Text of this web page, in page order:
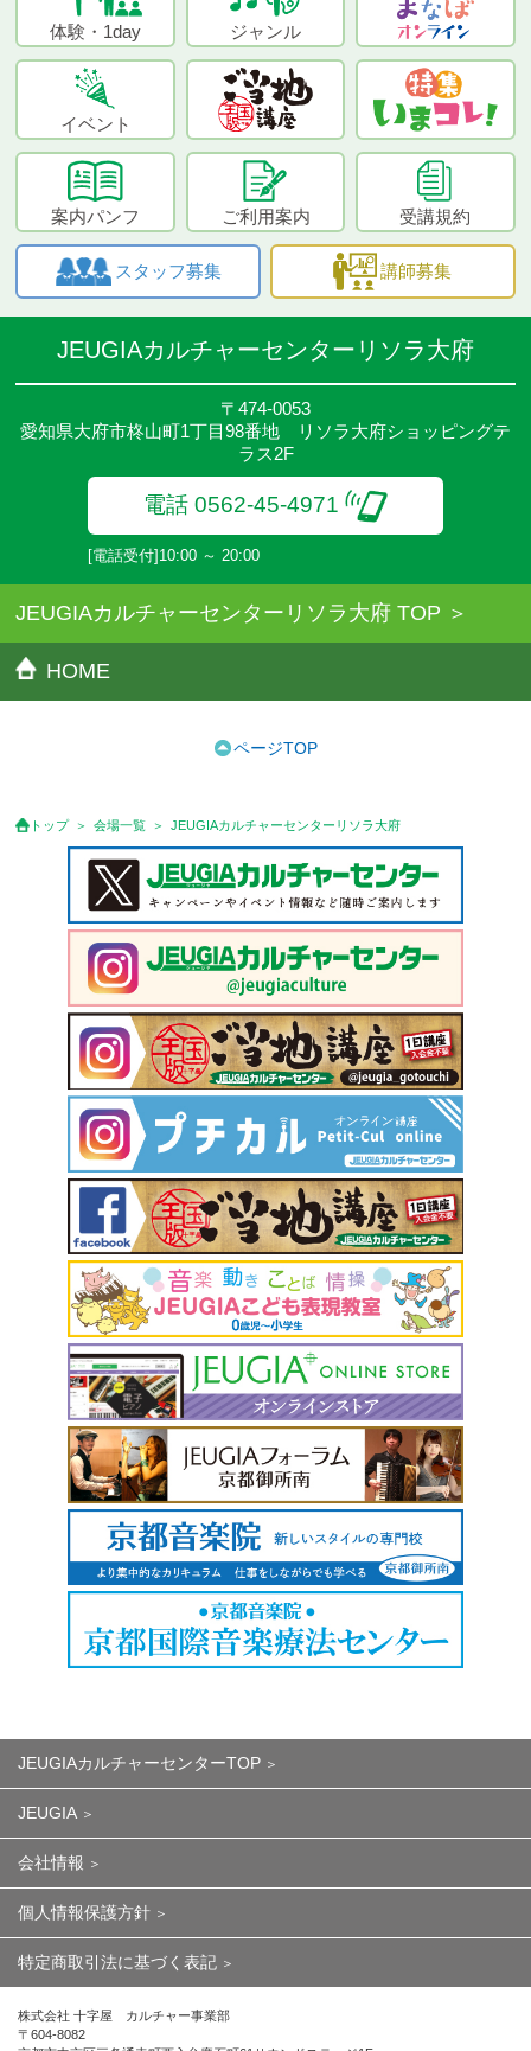
体験・1day ジャンル
イベント
案内パンフ ご利用案内 受講規約
スタッフ募集 講師募集
JEUGIAカルチャーセンターリソラ大府
〒474-0053
愛知県大府市柊山町1丁目98番地 リソラ大府ショッピングテ
ラス2F
電話 0562-45-4971
[電話受付]10:00 ～ 20:00
JEUGIAカルチャーセンターリソラ大府 TOP
HOME
ページTOP
トップ 会場一覧 JEUGIAカルチャーセンターリソラ大府
JEUGIAカルチャーセンターTOP
JEUGIA
会社情報
個人情報保護方針
特定商取引法に基づく表記
株式会社 十字屋 カルチャー事業部
〒604-8082